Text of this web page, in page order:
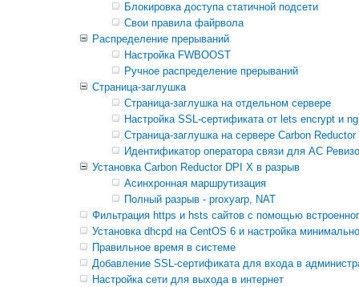
Блокировка доступа статичной подсети
Свои правила файрвола
Распределение прерываний
Настройка FWBOOST
Ручное распределение прерываний
Страница-заглушка
Страница-заглушка на отдельном сервере
Настройка SSL-сертификата от lets encrypt и
Страница-заглушка на сервере Carbon
Идентификатор оператора связи для АС
Установка Carbon Reductor DPI X в разрыв
Асинхронная маршрутизация
Полный разрыв - proxyarp, NAT
Фильтрация https и hsts сайтов с помощью
Установка dhcpd на CentOS 6 и настройка
Правильное время в системе
Добавление SSL-сертификата для входа в
Настройка сети для выхода в интернет